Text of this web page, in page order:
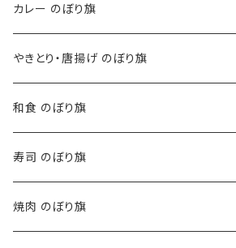
カレー のぼり旗
やきとり・唐揚げ のぼり旗
和食 のぼり旗
寿司 のぼり旗
焼肉 のぼり旗